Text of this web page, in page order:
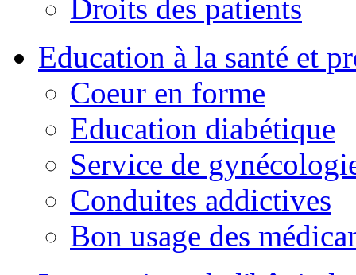
Droits des patients
Education à la santé et
Coeur en forme
Education diabétique
Service de
Conduites addictives
Bon usage des